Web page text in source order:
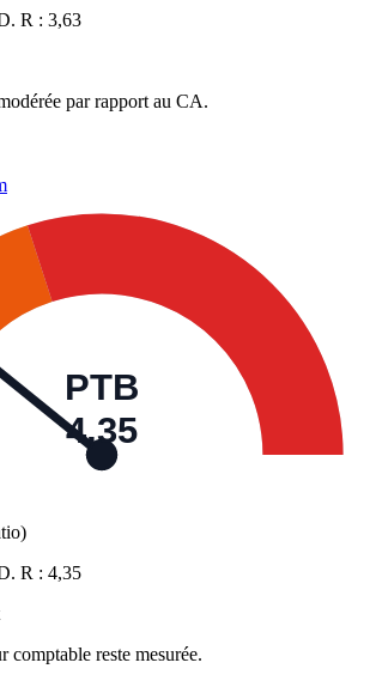
R : 3,63
par rapport au CA.
PTB
4,35
R : 4,35
comptable reste mesurée.